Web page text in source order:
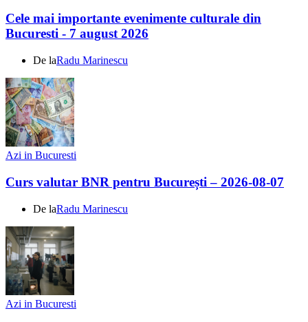
Cele mai importante evenimente culturale din
Bucuresti - 7 august 2026
De laRadu Marinescu
Azi in Bucuresti
Curs valutar BNR pentru București – 2026-08-07
De laRadu Marinescu
Azi in Bucuresti